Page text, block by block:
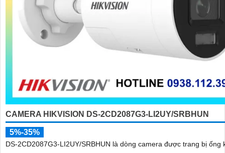
CAMERA HIKVISION DS-2CD2087G3-LI2UY/SRBHUN
5%-35%
DS-2CD2087G3-LI2UY/SRBHUN là dòng camera được trang bị ống